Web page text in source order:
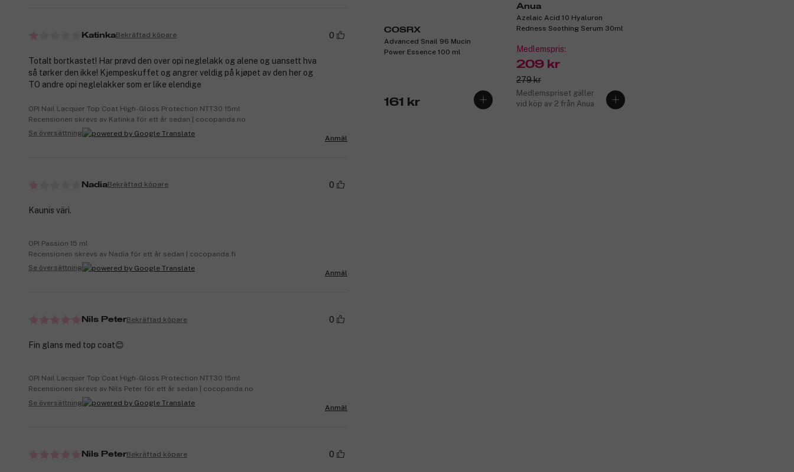
COSRX
Advanced Snail 96 Mucin
Power Essence 100 ml
161 kr
Anua
Azelaic Acid 10 Hyaluron
Redness Soothing Serum 30ml
Medlemspris:
209 kr
279 kr
Medlemspriset gäller
vid köp av 2 från Anua
KatinkaBekräftad köpare 0
Totalt bortkastet! Har prøvd den over opi neglelakk og alene og uansett hva
så tørker den ikke! Kjempeskuffet og angrer veldig på kjøpet av den her og
TO andre opi neglelakker som er like elendige
OPI Nail Lacquer Top Coat High-Gloss Protection NTT30 15ml
Recensionen skrevs av Katinka för ett år sedan | cocopanda.no
Se översättning
Anmäl
NadiaBekräftad köpare 0
Kaunis väri.
OPI Passion 15 ml
Recensionen skrevs av Nadia för ett år sedan | cocopanda.fi
Se översättning
Anmäl
Nils PeterBekräftad köpare 0
Fin glans med top coat😊
OPI Nail Lacquer Top Coat High-Gloss Protection NTT30 15ml
Recensionen skrevs av Nils Peter för ett år sedan | cocopanda.no
Se översättning
Anmäl
Nils PeterBekräftad köpare 0